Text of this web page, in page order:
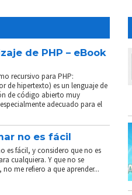
de PHP – eBook
recursivo para PHP:
de hipertexto) es un lenguaje de
de código abierto muy
adecuado para el
no es fácil
es fácil, y considero que no es
cualquiera. Y que no se
me refiero a que aprender...